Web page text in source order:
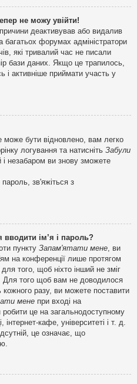
не можу увійти!
деактивував або видалив
багатьох форумах адміністратори
які тривалий час не писали
бази даних. Якщо це трапилось,
і активніше приймати участь у
бути відновлено, вам легко
логування та натисніть Забули
і незабаром ви знову зможете
зв'яжіться з
ім’я і пароль?
пункту Запам'ятати мене , ви
на конференції лише протягом
того, щоб ніхто інший не зміг
Для того щоб вам не доводилося
кожного разу, ви можете поставити
мене при вході на
це на загальнодоступному
кафе, університеті і т. д.
це означає, що